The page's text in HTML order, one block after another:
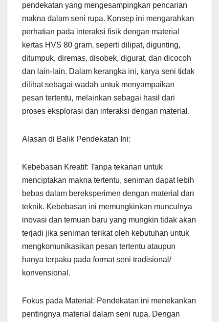
pendekatan yang mengesampingkan pencarian
makna dalam seni rupa. Konsep ini mengarahkan
perhatian pada interaksi fisik dengan material
kertas HVS 80 gram, seperti dilipat, digunting,
ditumpuk, diremas, disobek, digurat, dan dicocoh
dan lain-lain. Dalam kerangka ini, karya seni tidak
dilihat sebagai wadah untuk menyampaikan
pesan tertentu, melainkan sebagai hasil dari
proses eksplorasi dan interaksi dengan material.
Alasan di Balik Pendekatan Ini:
Kebebasan Kreatif: Tanpa tekanan untuk
menciptakan makna tertentu, seniman dapat lebih
bebas dalam bereksperimen dengan material dan
teknik. Kebebasan ini memungkinkan munculnya
inovasi dan temuan baru yang mungkin tidak akan
terjadi jika seniman terikat oleh kebutuhan untuk
mengkomunikasikan pesan tertentu ataupun
hanya terpaku pada format seni tradisional/
konvensional.
Fokus pada Material: Pendekatan ini menekankan
pentingnya material dalam seni rupa. Dengan